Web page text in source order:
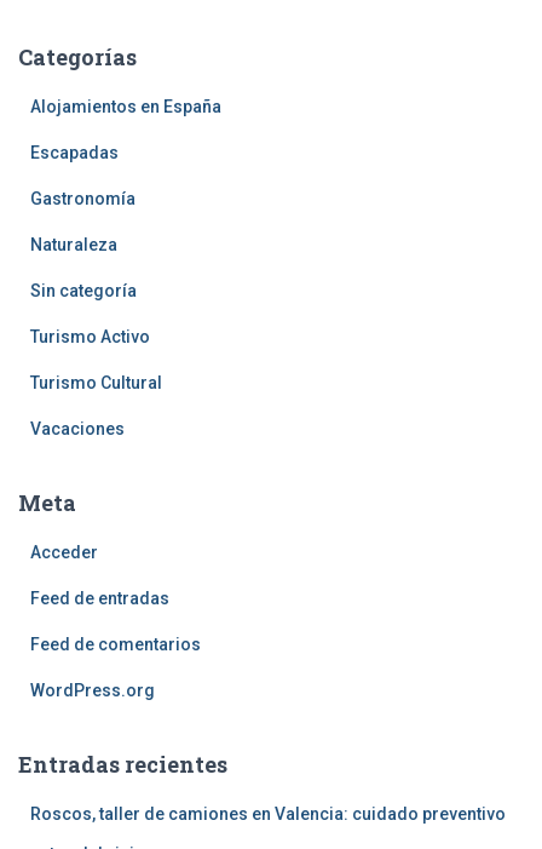
Categorías
Alojamientos en España
Escapadas
Gastronomía
Naturaleza
Sin categoría
Turismo Activo
Turismo Cultural
Vacaciones
Meta
Acceder
Feed de entradas
Feed de comentarios
WordPress.org
Entradas recientes
Roscos, taller de camiones en Valencia: cuidado preventivo